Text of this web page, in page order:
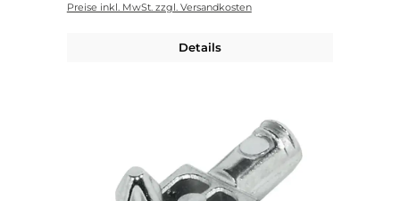
Preise inkl. MwSt. zzgl. Versandkosten
Details